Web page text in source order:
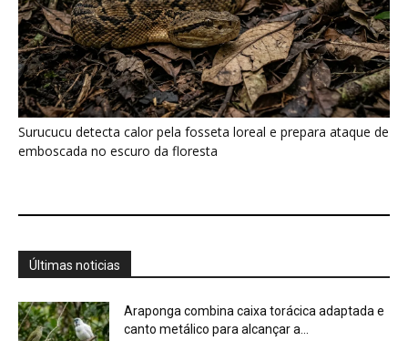
Araponga combina caixa torácica adaptada e
canto metálico para alcançar a...
7 de agosto de 2026
“A chuva carrega um inventário da copa”: o
método que encontrou...
7 de agosto de 2026
A árvore que não deixa a água escapar ajuda
7 de agosto de 2026